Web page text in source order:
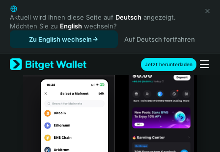
English
日本語
Tiếng Việt
Русский
Español (Latinoamérica)
Türkçe
Italiano
Português (Portugal)
Bahasa Indonesia
Aktuell wird Ihnen diese Seite auf Deutsch angezeigt.
Möchten Sie zu English wechseln?
Zu English wechseln
Auf Deutsch fortfahren
Jetzt herunterladen